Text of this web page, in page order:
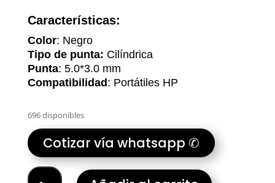
Características:
Color: Negro
Tipo de punta: Cilíndrica
Punta: 5.0*3.0 mm
Compatibilidad: Portátiles HP
696 disponibles
Cotizar vía whatsapp ✆
PUNTA